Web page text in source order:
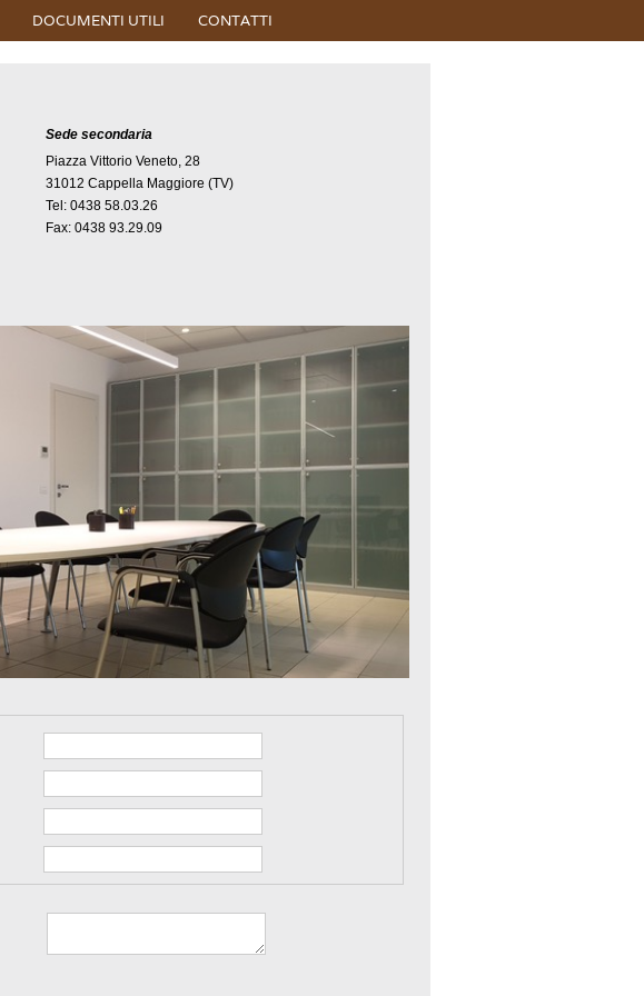
DOCUMENTI UTILI CONTATTI
Sede secondaria
Piazza Vittorio Veneto, 28
31012 Cappella Maggiore (TV)
Tel: 0438 58.03.26
Fax: 0438 93.29.09